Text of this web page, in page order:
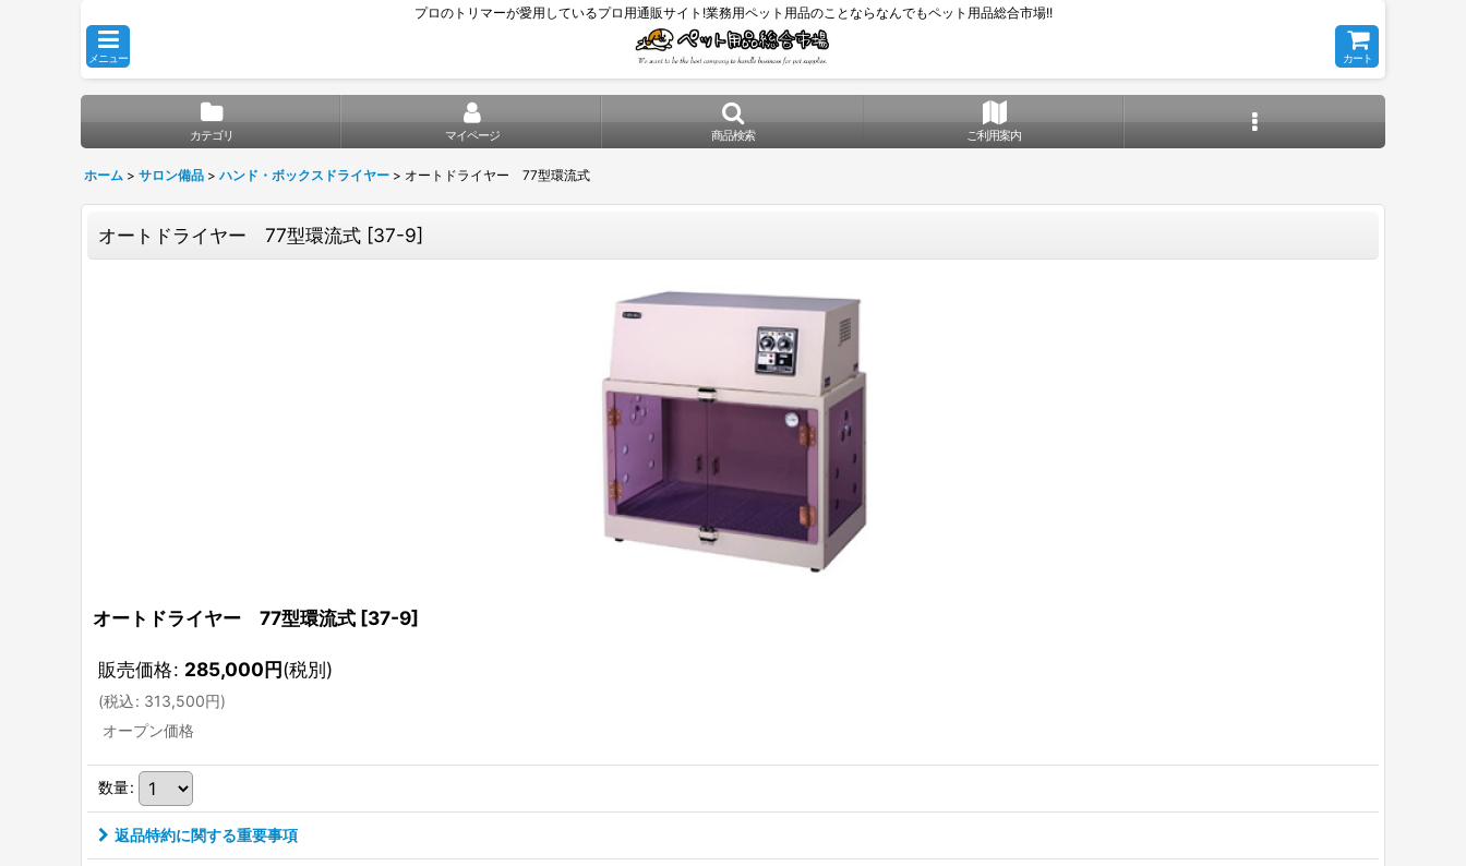
プロのトリマーが愛用しているプロ用通販サイト!業務用ペット用品のことならなんでもペット用品総合市場!!
メニュー カート
カテゴリ マイページ 商品検索 ご利用案内
ホーム > サロン備品 > ハンド・ボックスドライヤー > オートドライヤー 77型環流式
オートドライヤー 77型環流式 [37-9]
オートドライヤー 77型環流式 [37-9]
販売価格: 285,000円(税別)
(税込: 313,500円)
オープン価格
数量:
返品特約に関する重要事項